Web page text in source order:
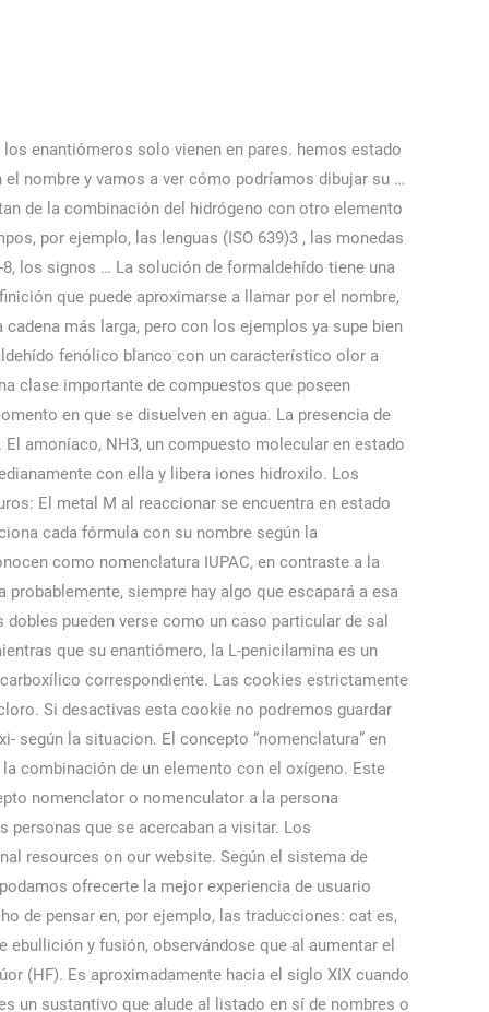
enantiómeros solo vienen en pares. hemos estado
nombre y vamos a ver cómo podríamos dibujar su …
de la combinación del hidrógeno con otro elemento
por ejemplo, las lenguas (ISO 639)3 , las monedas
los signos … La solución de formaldehído tiene una
que puede aproximarse a llamar por el nombre,
más larga, pero con los ejemplos ya supe bien
fenólico blanco con un característico olor a
clase importante de compuestos que poseen
en que se disuelven en agua. La presencia de
amoníaco, NH3, un compuesto molecular en estado
con ella y libera iones hidroxilo. Los
El metal M al reaccionar se encuentra en estado
cada fórmula con su nombre según la
como nomenclatura IUPAC, en contraste a la
siempre hay algo que escapará a esa
pueden verse como un caso particular de sal
que su enantiómero, la L-penicilamina es un
correspondiente. Las cookies estrictamente
Si desactivas esta cookie no podremos guardar
según la situacion. El concepto “nomenclatura” en
combinación de un elemento con el oxígeno. Este
nomenclator o nomenculator a la persona
personas que se acercaban a visitar. Los
resources on our website. Según el sistema de
ofrecerte la mejor experiencia de usuario
de pensar en, por ejemplo, las traducciones: cat es,
ebullición y fusión, observándose que al aumentar el
(HF). Es aproximadamente hacia el siglo XIX cuando
un sustantivo que alude al listado en sí de nombres o